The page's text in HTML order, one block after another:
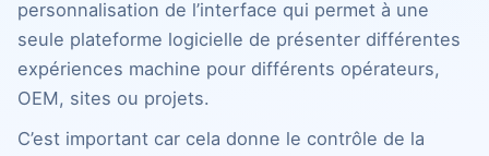
personnalisation de l’interface qui permet à une
seule plateforme logicielle de présenter différentes
expériences machine pour différents opérateurs,
OEM, sites ou projets.
C’est important car cela donne le contrôle de la